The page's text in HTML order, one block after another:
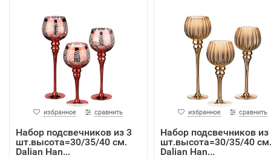
избранное сравнить
Набор подсвечников из 3
шт.высота=30/35/40 см.
Dalian Han...
избранное сравнить
Набор подсвечников из
шт.высота=30/35/40 см.
Dalian Han...